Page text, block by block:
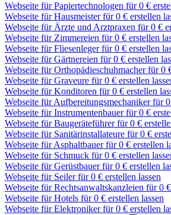
Webseite für Papiertechnologen für 0 €
Webseite für Hausmeister für 0 € erstellen
Webseite für Ärzte und Arztpraxen für 0 €
Webseite für Zimmereien für 0 € erstellen
Webseite für Fliesenleger für 0 € erstellen
Webseite für Gärtnereien für 0 € erstellen
Webseite für Orthopädieschuhmacher für 0
Webseite für Graveure für 0 € erstellen
Webseite für Konditoren für 0 € erstellen
Webseite für Aufbereitungsmechaniker für 0
Webseite für Instrumentenbauer für 0 €
Webseite für Baugeräteführer für 0 €
Webseite für Sanitärinstallateure für 0 €
Webseite für Asphaltbauer für 0 € erstellen
Webseite für Schmuck für 0 € erstellen
Webseite für Gerüstbauer für 0 € erstellen
Webseite für Seiler für 0 € erstellen lassen
Webseite für Rechtsanwaltskanzleien für 0
Webseite für Hotels für 0 € erstellen lassen
Webseite für Elektroniker für 0 € erstellen